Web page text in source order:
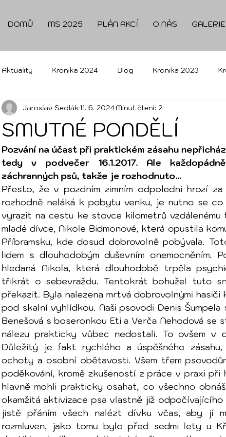
DOMŮ MS 2025 PLÁN AKCÍ O NÁS GALERIE
Aktuality Kronika 2024 Blog Kronika 2023
Kronika 2018 Kronika 2017
SMUTNÉ PONDĚLÍ
Jaroslav Sedlák11. 6. 2024Minut čtení: 2
Pozvání na účast při praktickém zásahu
tedy v podvečer 16.1.2017. Ale
záchranných psů, takže je rozhodnuto…
Přesto, že v pozdním zimním odpoledni hrozí
rozhodně neláká k pobytu venku, je nutno se
vyrazit na cestu ke stovce kilometrů
mladé dívce, Nikole Bidmonové, která opustila
Příbramsku, kde dosud dobrovolně pobývala.
lidem s dlouhodobým duševním onemocněním.
hledaná Nikola, která dlouhodobě trpěla
třikrát o sebevraždu. Tentokrát bohužel tuto
překazit. Byla nalezena mrtvá dobrovolnými
pod skalní vyhlídkou. Naši psovodi Denis Šumpela
Benešová s boseronkou Eti a Verča Nehodová se
nálezu prakticky vůbec nedostali. To ovšem v
Důležitý je fakt rychlého a úspěšného zásahu,
ochoty a osobní obětavosti. Všem třem
poděkování, kromě zkušeností z práce v praxi při
hlavně mohli prakticky osahat, co všechno
okamžitá aktivizace psa vlastně již
jistě přáním všech nalézt dívku včas, aby jí
rozmluven, jako tomu bylo před sedmi lety u